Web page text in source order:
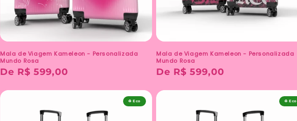
Mala de Viagem Kameleon - Personalizada
Mundo Rosa
Preço
De R$ 599,00
Mala de Viagem Kameleon - Personalizada
Mundo Rosa
Preço
De R$ 599,00
♻️ Eco ♻️ Eco